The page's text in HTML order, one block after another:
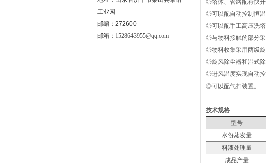
工业园
邮编：272600
邮箱： 1528643955@qq.com
◎塔体、管路配有快开
◎可以配自动控制恒温
◎可以配手工高压洗塔
◎与物料接触的部分采
◎物料收集采用两级
◎旋风除尘器和湿式除
◎进风温度实现自动控
◎可以配气扫装置。
技术规格
型号
水份蒸发量
料液处理量
成品产量